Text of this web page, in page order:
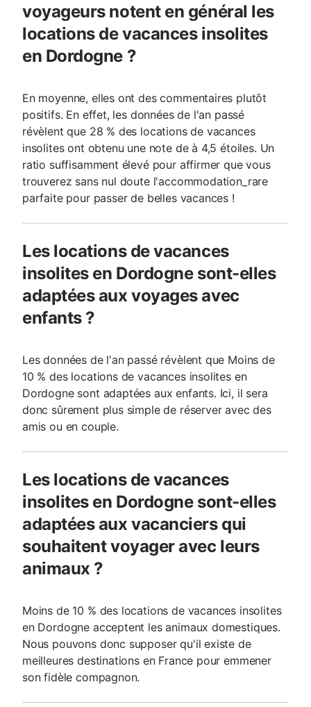
voyageurs notent en général les
locations de vacances insolites
en Dordogne ?
En moyenne, elles ont des commentaires plutôt
positifs. En effet, les données de l'an passé
révèlent que 28 % des locations de vacances
insolites ont obtenu une note de à 4,5 étoiles. Un
ratio suffisamment élevé pour affirmer que vous
trouverez sans nul doute l'accommodation_rare
parfaite pour passer de belles vacances !
Les locations de vacances
insolites en Dordogne sont-elles
adaptées aux voyages avec
enfants ?
Les données de l'an passé révèlent que Moins de
10 % des locations de vacances insolites en
Dordogne sont adaptées aux enfants. Ici, il sera
donc sûrement plus simple de réserver avec des
amis ou en couple.
Les locations de vacances
insolites en Dordogne sont-elles
adaptées aux vacanciers qui
souhaitent voyager avec leurs
animaux ?
Moins de 10 % des locations de vacances insolites
en Dordogne acceptent les animaux domestiques.
Nous pouvons donc supposer qu'il existe de
meilleures destinations en France pour emmener
son fidèle compagnon.